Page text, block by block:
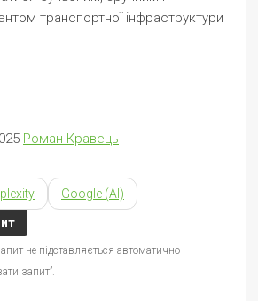
транспортної інфраструктури
Роман Кравець
Google (AI)
не підставляється автоматично —
запит”.